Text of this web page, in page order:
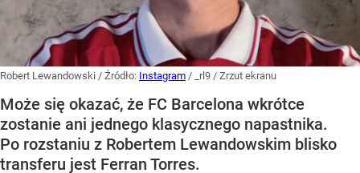
Robert Lewandowski / Źródło: Instagram / _rl9 / Zrzut ekranu
Może się okazać, że FC Barcelona wkrótce
zostanie ani jednego klasycznego napastnika.
Po rozstaniu z Robertem Lewandowskim blisko
transferu jest Ferran Torres.